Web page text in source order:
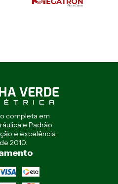
completa em
e Padrão
e excelência
2010.